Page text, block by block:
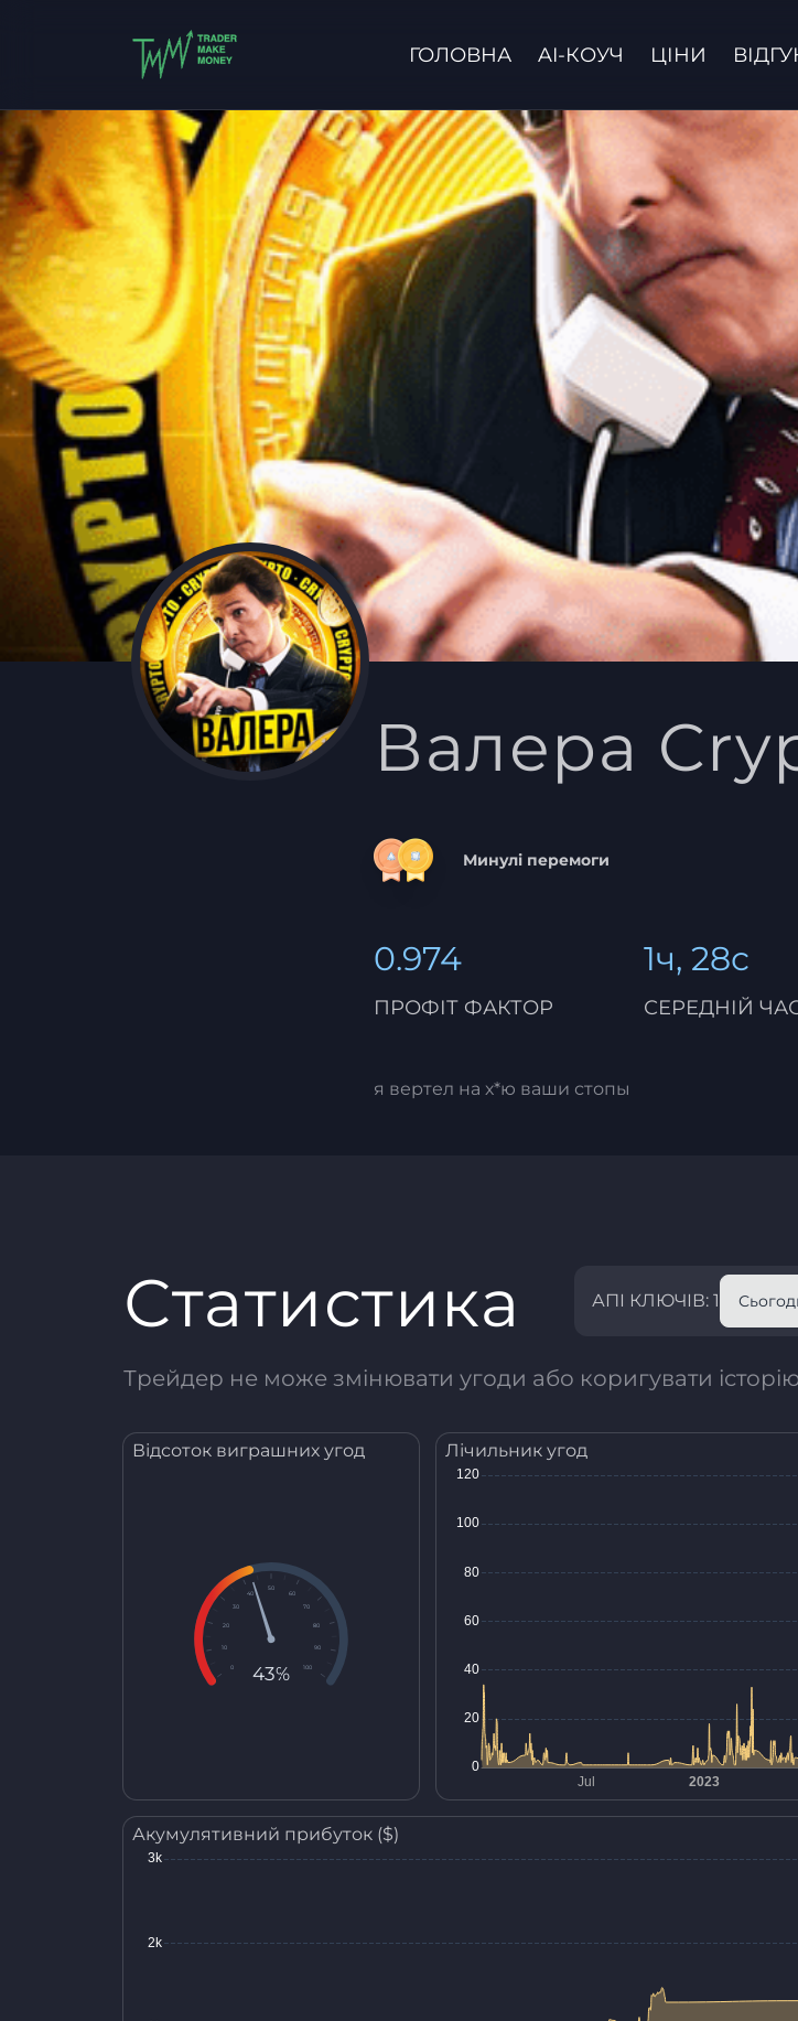
Зв'язатися з нами
ГОЛОВНА AI-КОУЧ ЦІНИ
Валера
Минулі перемоги
0.974
ПРОФІТ ФАКТОР
1ч, 28с
СЕРЕДНІЙ
я вертел на х*ю ваши стопы
Статистика АПІ КЛЮЧІВ: 1
Трейдер не може змінювати угоди або коригувати історію
Відсоток виграшних угод
0
10
20
30
40
50
60
70
80
90
100
43%
Лічильник угод
Акумулятивний прибуток ($)